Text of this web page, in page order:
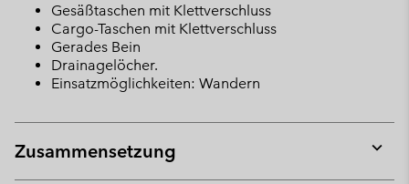
Gesäßtaschen mit Klettverschluss
Cargo-Taschen mit Klettverschluss
Gerades Bein
Drainagelöcher.
Einsatzmöglichkeiten: Wandern
Zusammensetzung